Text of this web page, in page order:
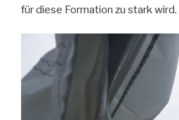
für diese Formation zu stark wird.